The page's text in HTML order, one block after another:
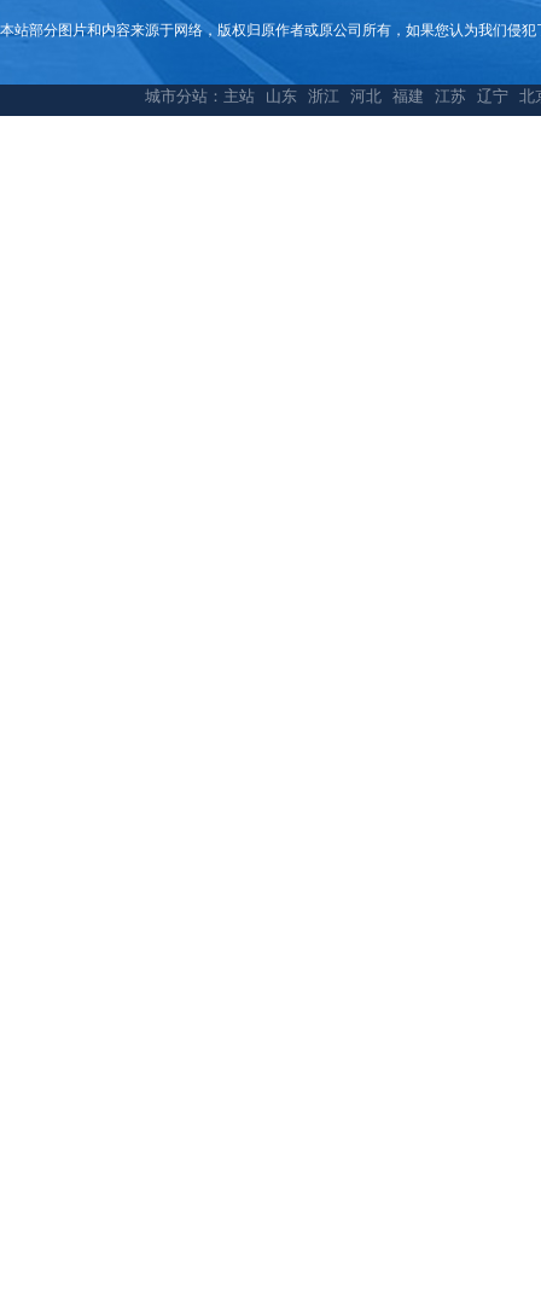
本站部分图片和内容来源于网络，版权归原作者或原公司所有，如果您认为我们侵
城市分站： 主站 山东 浙江 河北 福建 江苏 辽宁 北